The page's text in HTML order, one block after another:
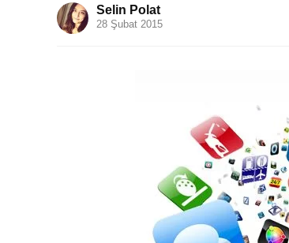
Selin Polat
28 Şubat 2015